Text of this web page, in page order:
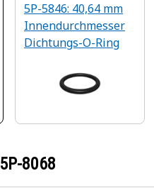
5P-5846: 40,64 mm
Innendurchmesser
Dichtungs-O-Ring
5P-8068